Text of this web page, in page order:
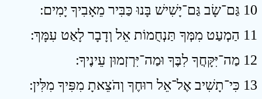
10 גַּם־שָׂב גַּם־יָשִׁישׁ בָּנוּ כַּבִּיר מֵאָבִיךָ יָמִים ׃
11 הַמְעַט מִמְּךָ תַּנְחֻמוֹת אֵל וְדָבָר לָאַט עִמָּךְ ׃
12 מַה־יִּקָּחֲךָ לִבֶּךָ וּמַה־יִּרְזְמוּן עֵינֶיךָ ׃
13 כִּי־תָשִׁיב אֶל־אֵל רוּחֶךָ וְהֹצֵאתָ מִפִּיךָ מִלִּין ׃